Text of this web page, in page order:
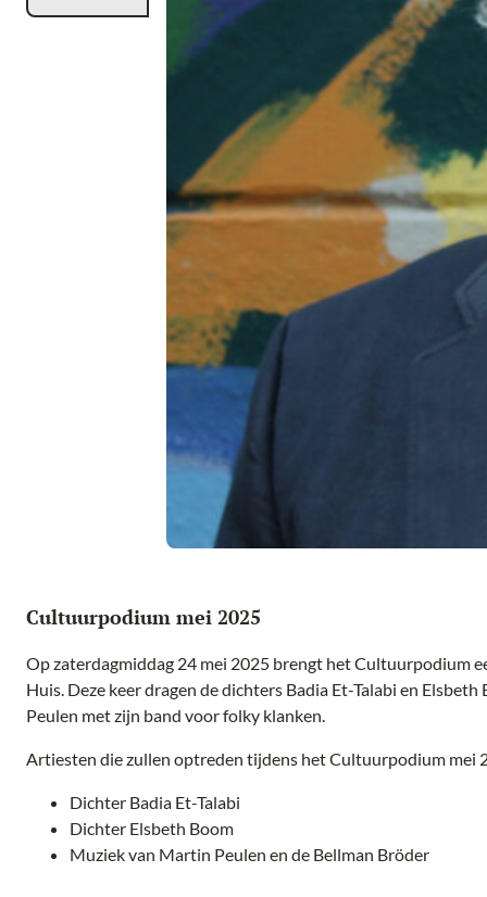
Cultuurpodium mei 2025
Op zaterdagmiddag 24 mei 2025 brengt het Cultuurpodium
Huis. Deze keer dragen de dichters Badia Et-Talabi en
Peulen met zijn band voor folky klanken.
Artiesten die zullen optreden tijdens het Cultuurpodium mei
Dichter Badia Et-Talabi
Dichter Elsbeth Boom
Muziek van Martin Peulen en de Bellman Bröder